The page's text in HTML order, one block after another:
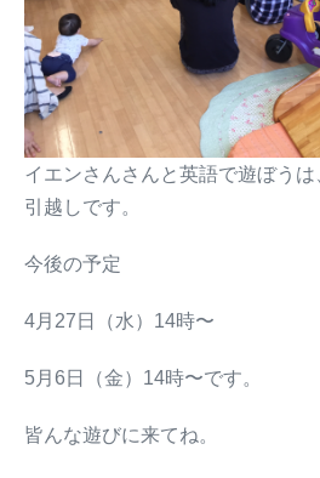
イエンさんさんと英語で遊ぼう
引越しです。
今後の予定
4月27日（水）14時〜
5月6日（金）14時〜です。
皆んな遊びに来てね。